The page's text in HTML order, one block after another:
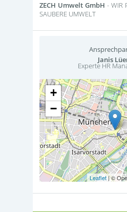
ZECH Umwelt GmbH - WIR
SAUBERE UMWELT
Janis
Experte HR
+
−
Leaflet| ©